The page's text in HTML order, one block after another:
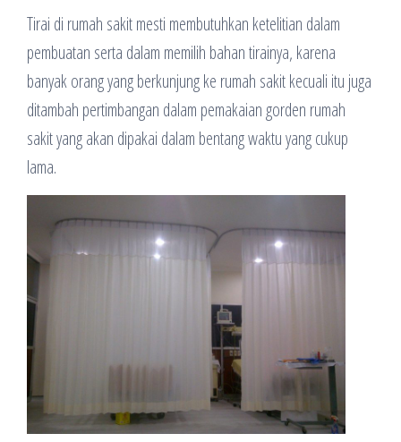
Tirai di rumah sakit mesti membutuhkan ketelitian dalam
pembuatan serta dalam memilih bahan tirainya, karena
banyak orang yang berkunjung ke rumah sakit kecuali itu juga
ditambah pertimbangan dalam pemakaian gorden rumah
sakit yang akan dipakai dalam bentang waktu yang cukup
lama.